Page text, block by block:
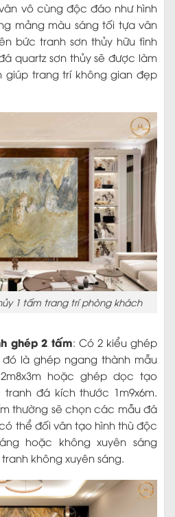
vô cùng độc đáo như hình
mảng màu sáng tối tựa vân
bức tranh sơn thủy hữu tình
quartz sơn thủy sẽ được làm
giúp trang trí không gian đẹp
1 tấm trang trí phòng khách
ghép 2 tấm: Có 2 kiểu ghép
là ghép ngang thành mẫu
hoặc ghép dọc tạo
đá kích thước 1m9x6m.
thường sẽ chọn các mẫu đá
thể đối vân tạo hình thù độc
hoặc không xuyên sáng
không xuyên sáng.